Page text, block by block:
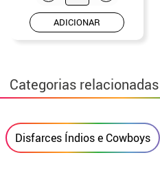
ADICIONAR
Categorias relacionadas
Disfarces Índios e Cowboys